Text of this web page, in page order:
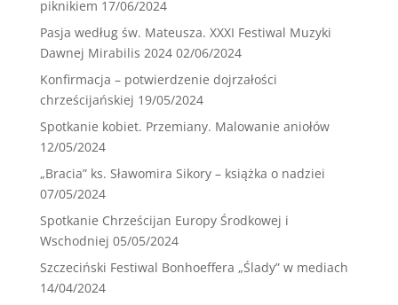
piknikiem 17/06/2024
Pasja według św. Mateusza. XXXI Festiwal Muzyki
Dawnej Mirabilis 2024 02/06/2024
Konfirmacja – potwierdzenie dojrzałości
chrześcijańskiej 19/05/2024
Spotkanie kobiet. Przemiany. Malowanie aniołów
12/05/2024
„Bracia” ks. Sławomira Sikory – książka o nadziei
07/05/2024
Spotkanie Chrześcijan Europy Środkowej i
Wschodniej 05/05/2024
Szczeciński Festiwal Bonhoeffera „Ślady” w mediach
14/04/2024